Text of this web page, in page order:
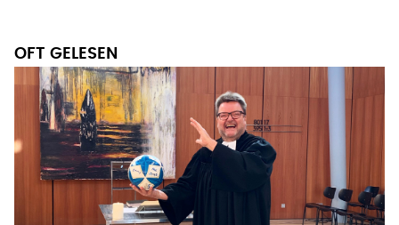
OFT GELESEN